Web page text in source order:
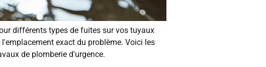
différents types de fuites sur vos tuyaux
exact du problème. Voici les
de plomberie d'urgence.